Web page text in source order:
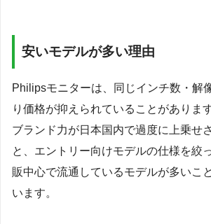
安いモデルが多い理由
Philipsモニターは、同じインチ数・解
り価格が抑えられていることがありま
ブランド力が日本国内で過度に上乗せ
と、エントリー向けモデルの仕様を絞
販中心で流通しているモデルが多いこ
います。